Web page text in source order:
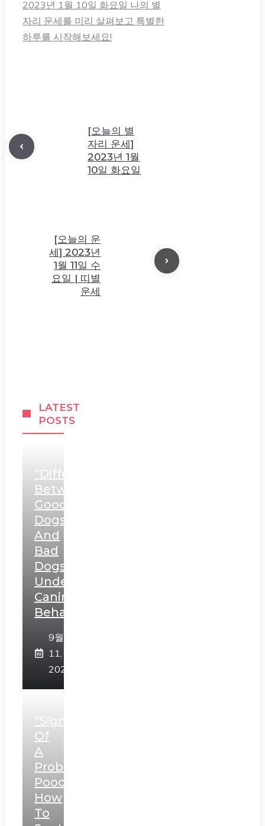
2023년 1월 10일 화요일 나의 별
자리 운세를 미리 살펴보고 특별한
하루를 시작해보세요!
[오늘의 별
자리 운세]
2023년 1월
10일 화요일
[오늘의 운
세] 2023년
1월 11일 수
요일 | 띠별
운세
LATEST
POSTS
“Differentiating
Between
Good
Dogs
And
Bad
Dogs:
Understanding
Canine
Behavior”
9월
11,
2023
“Signs
Of
A
Problematic
Pooch:
How
To